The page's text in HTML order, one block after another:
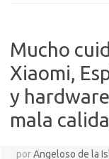
Mucho
Xiaomi,
y
mala
porAngeloso de la